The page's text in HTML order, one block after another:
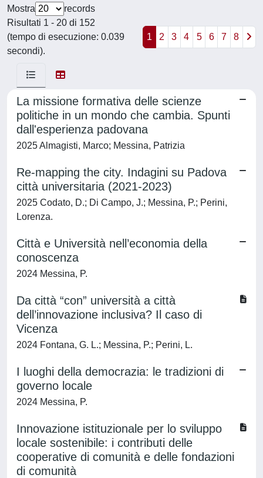
Mostra
records
Risultati 1 - 20 di 152
(tempo di esecuzione: 0.039
secondi).
1 2 3 4 5 6 7 8
La missione formativa delle scienze
politiche in un mondo che cambia. Spunti
dall'esperienza padovana
2025 Almagisti, Marco; Messina, Patrizia
Re-mapping the city. Indagini su Padova
città universitaria (2021-2023)
2025 Codato, D.; Di Campo, J.; Messina, P.; Perini,
Lorenza.
Città e Università nell’economia della
conoscenza
2024 Messina, P.
Da città “con” università a città
dell’innovazione inclusiva? Il caso di
Vicenza
2024 Fontana, G. L.; Messina, P.; Perini, L.
I luoghi della democrazia: le tradizioni di
governo locale
2024 Messina, P.
Innovazione istituzionale per lo sviluppo
locale sostenibile: i contributi delle
cooperative di comunità e delle fondazioni
di comunità